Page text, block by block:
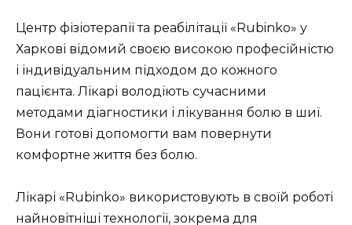
Центр фізіотерапії та реабілітації «Rubinko» у
Харкові відомий своєю високою професійністю
і індивідуальним підходом до кожного
пацієнта. Лікарі володіють сучасними
методами діагностики і лікування болю в шиї.
Вони готові допомогти вам повернути
комфортне життя без болю.
Лікарі «Rubinko» використовують в своїй роботі
найновітніші технології, зокрема для